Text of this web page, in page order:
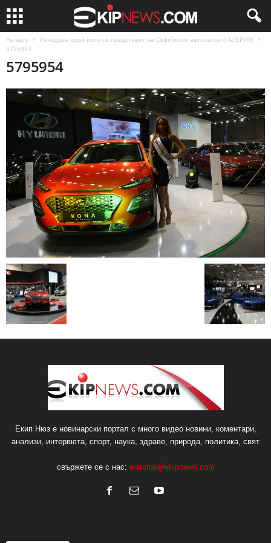
Начало
Рекорден брой коли се представят на Софийския автосалон (ГАЛЕРИЯ)
5795954
5795954
Екип Нюз е новинарски портал с много видео новини, коментари,
анализи, интервюта, спорт, наука, здраве, природа, политика, свят
свържете се с нас: editorial@ekipnews.com